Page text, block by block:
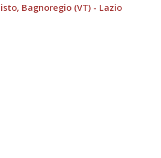
Bagnoregio (VT) - Lazio